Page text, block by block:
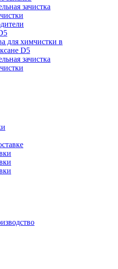
зачистка
для химчистки в
D5
зачистка